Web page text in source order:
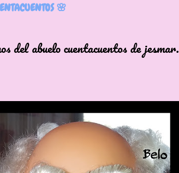
🌸
del abuelo cuentacuentos de jesmar.